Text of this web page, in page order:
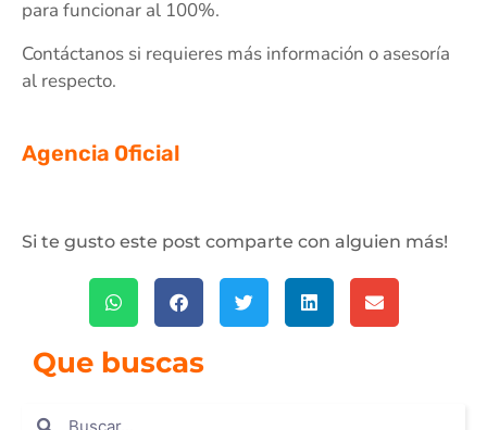
para funcionar al 100%.
Contáctanos si requieres más información o asesoría
al respecto.
Agencia 0ficial
Si te gusto este post comparte con alguien más!
Que buscas